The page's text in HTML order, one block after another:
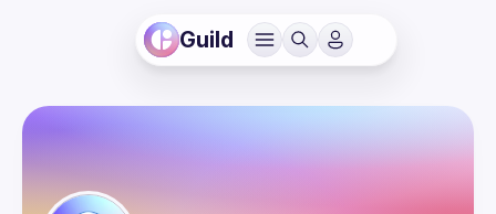
Guild